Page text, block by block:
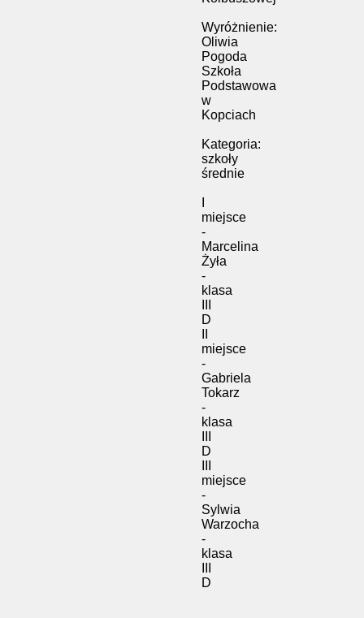
Wyróżnienie:
Oliwia
Pogoda
Szkoła
Podstawowa
w
Kopciach
Kategoria:
szkoły
średnie
miejsce
-
Marcelina
Żyła
-
klasa
D
miejsce
-
Gabriela
Tokarz
-
klasa
D
miejsce
-
Sylwia
Warzocha
-
klasa
D